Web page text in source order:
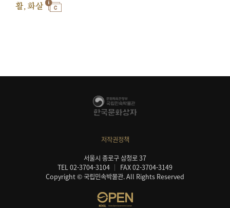
활, 화살
저작권정책
서울시 종로구 삼청로 37
TEL 02-3704-3104
FAX 02-3704-3149
Copyright © 국립민속박물관. All Rights Reserved